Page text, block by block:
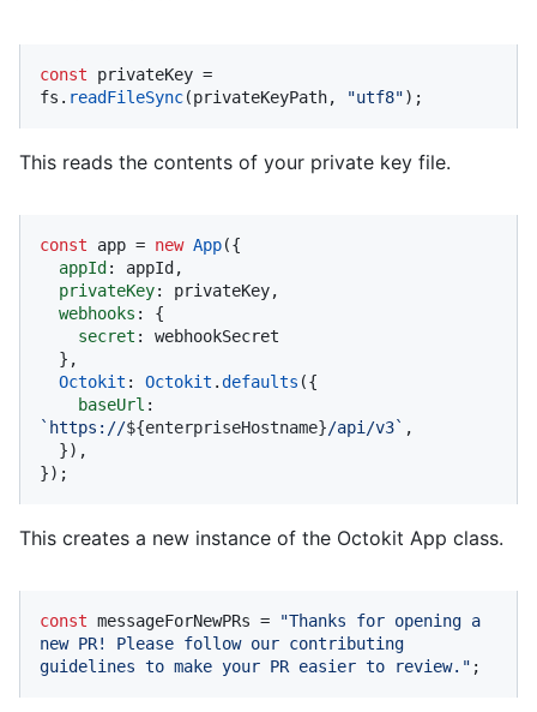
const privateKey =
fs. readFileSync(privateKeyPath, "utf8");
This reads the contents of your private key file.
const app = new App({
appId : appId,
privateKey: privateKey,
webhooks : {
secret : webhookSecret
Octokit : Octokit .defaults ({
baseUrl
`https://${enterpriseHostname}/api/v3` ,
});
This creates a new instance of the Octokit App class.
const messageForNewPRs =
"Thanks for opening a
new PR! Please follow our contributing
guidelines to make your PR easier to review." ;